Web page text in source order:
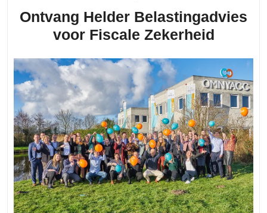
Ontvang Helder Belastingadvies
voor Fiscale Zekerheid
voor
Fiscale